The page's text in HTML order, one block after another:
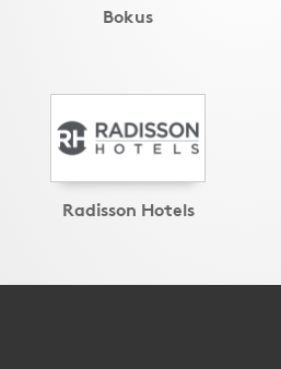
Bokus
Radisson Hotels